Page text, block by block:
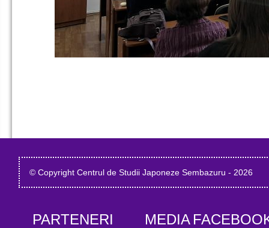
© Copyright Centrul de Studii Japoneze Sembazuru - 2026
PARTENERI MEDIA